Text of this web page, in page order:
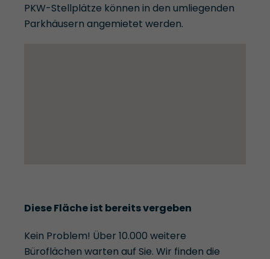
PKW-Stellplätze können in den umliegenden
Parkhäusern angemietet werden.
Diese Fläche ist bereits vergeben
Kein Problem! Über 10.000 weitere
Büroflächen warten auf Sie. Wir finden die